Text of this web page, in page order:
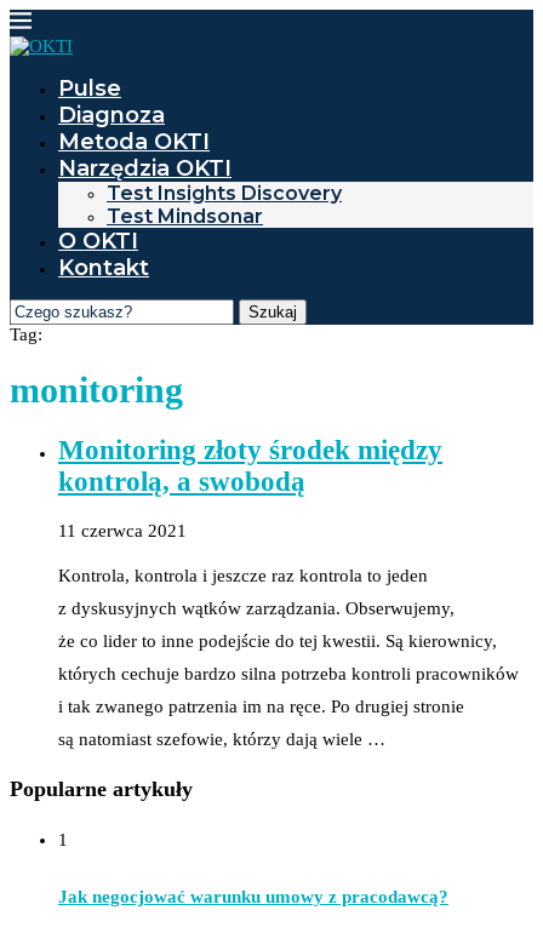
Pulse
Diagnoza
Metoda OKTI
Narzędzia OKTI
Test Insights Discovery
Test Mindsonar
O OKTI
Kontakt
Szukaj
Tag:
monitoring
Monitoring złoty środek między
kontrolą, a swobodą
11 czerwca 2021
Kontrola, kontrola i jeszcze raz kontrola to jeden
z dyskusyjnych wątków zarządzania. Obserwujemy,
że co lider to inne podejście do tej kwestii. Są kierownicy,
których cechuje bardzo silna potrzeba kontroli pracowników
i tak zwanego patrzenia im na ręce. Po drugiej stronie
są natomiast szefowie, którzy dają wiele …
Popularne artykuły
1
Jak negocjować warunku umowy z pracodawcą?